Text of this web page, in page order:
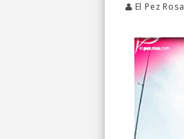
El Pez Rosa